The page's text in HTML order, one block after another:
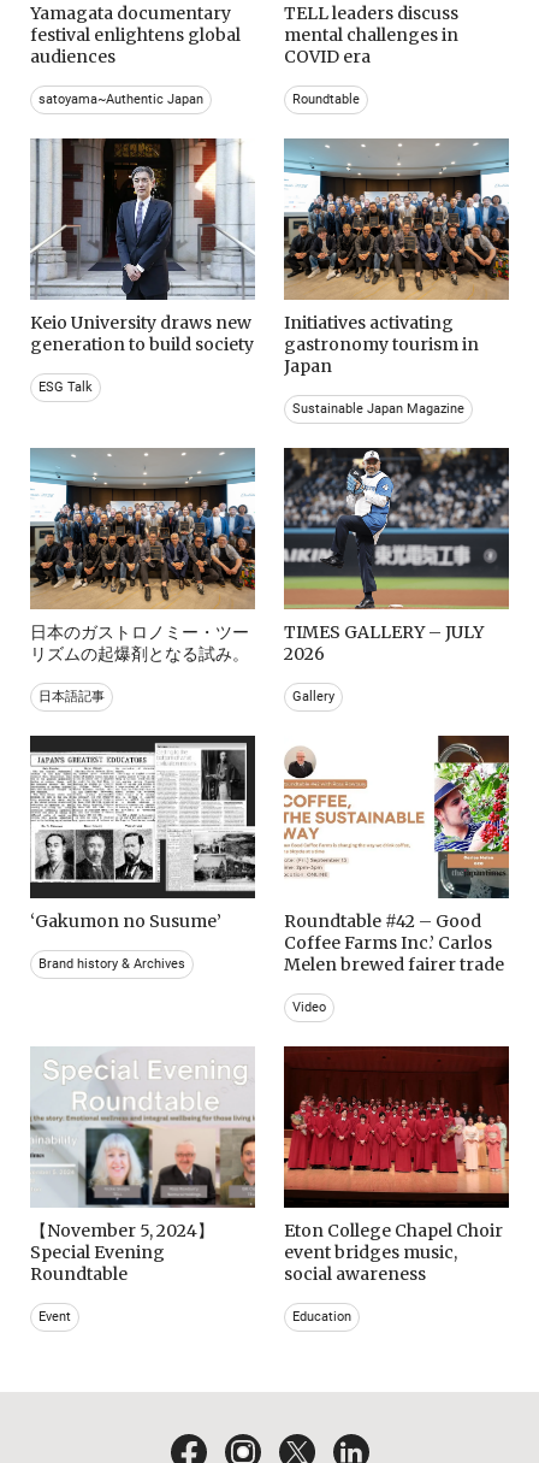
Yamagata documentary
festival enlightens global
audiences
satoyama~Authentic Japan
TELL leaders discuss
mental challenges in
COVID era
Roundtable
Keio University draws new
generation to build society
ESG Talk
Initiatives activating
gastronomy tourism in
Japan
Sustainable Japan Magazine
日本のガストロノミー・ツー
リズムの起爆剤となる試み。
日本語記事
TIMES GALLERY – JULY
2026
Gallery
‘Gakumon no Susume’
Brand history & Archives
Roundtable #42 – Good
Coffee Farms Inc.’ Carlos
Melen brewed fairer trade
Video
【November 5, 2024】
Special Evening
Roundtable
Event
Eton College Chapel Choir
event bridges music,
social awareness
Education